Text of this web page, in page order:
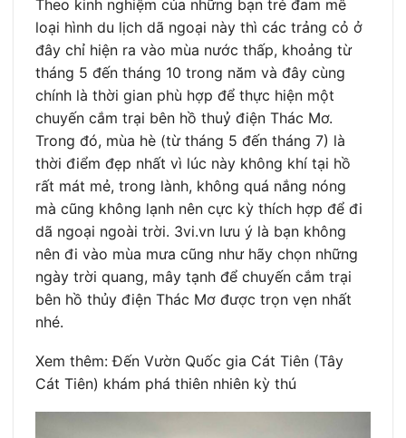
Theo kinh nghiệm của những bạn trẻ đam mê
loại hình du lịch dã ngoại này thì các trảng cỏ ở
đây chỉ hiện ra vào mùa nước thấp, khoảng từ
tháng 5 đến tháng 10 trong năm và đây cùng
chính là thời gian phù hợp để thực hiện một
chuyến cắm trại bên hồ thuỷ điện Thác Mơ.
Trong đó, mùa hè (từ tháng 5 đến tháng 7) là
thời điểm đẹp nhất vì lúc này không khí tại hồ
rất mát mẻ, trong lành, không quá nắng nóng
mà cũng không lạnh nên cực kỳ thích hợp để đi
dã ngoại ngoài trời. 3vi.vn lưu ý là bạn không
nên đi vào mùa mưa cũng như hãy chọn những
ngày trời quang, mây tạnh để chuyến cắm trại
bên hồ thủy điện Thác Mơ được trọn vẹn nhất
nhé.
Xem thêm: Đến Vườn Quốc gia Cát Tiên (Tây
Cát Tiên) khám phá thiên nhiên kỳ thú